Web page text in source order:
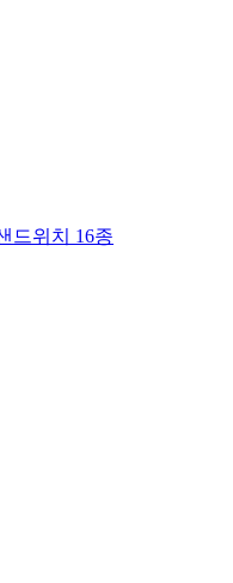
드위치 16종